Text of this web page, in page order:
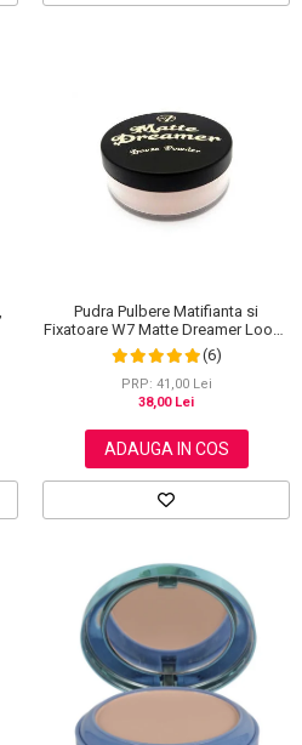
Pudra Pulbere Matifianta si
Fixatoare W7 Matte Dreamer Loose
Powder - Classy Cameo, 20g
(6)
PRP: 41,00 Lei
38,00 Lei
ADAUGA IN COS